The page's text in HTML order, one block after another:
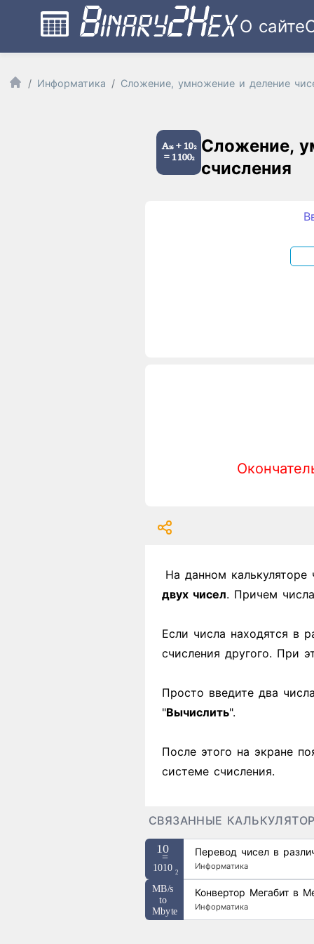
О сайте
Информатика Сложение, умножение и деление
Сложение,
счисления
На данном
двух чисел. Причем
Если числа находятся в
счисления другого. При
Просто введите два
"Вычислить".
После этого на экране
системе счисления.
СВЯЗАННЫЕ
Перевод чисел в
Информатика
Конвертор Мегабит в
Информатика